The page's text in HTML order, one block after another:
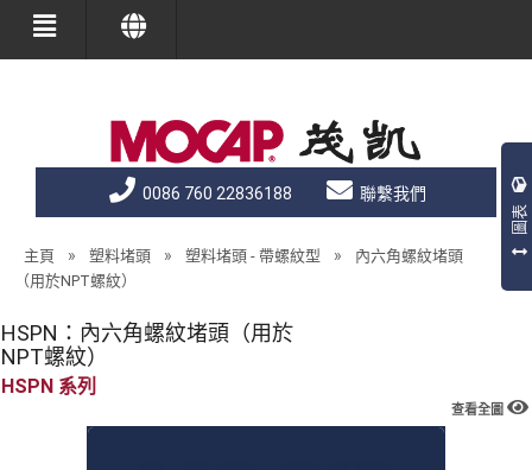
0086 760 22836188 聯繫我們
主頁 » 塑料堵頭 » 塑料堵頭 - 帶螺紋型 »
內六角螺紋堵頭
（用於NPT螺紋）
HSPN：內六角螺紋堵頭（用於
NPT螺紋）
HSPN
查看全圖
圖表